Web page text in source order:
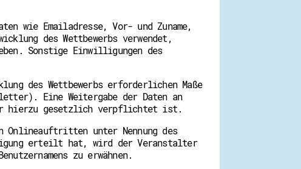
wie Emailadresse, Vor- und Zuname,
des Wettbewerbs verwendet,
Sonstige Einwilligungen des
des Wettbewerbs erforderlichen Maße
Eine Weitergabe der Daten an
hierzu gesetzlich verpflichtet ist.
unter Nennung des
erteilt hat, wird der Veranstalter
zu erwähnen.